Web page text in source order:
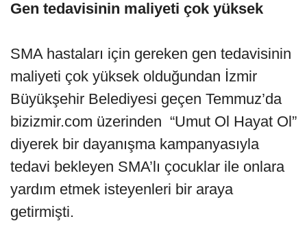
Gen tedavisinin maliyeti çok yüksek
SMA hastaları için gereken gen tedavisinin
maliyeti çok yüksek olduğundan İzmir
Büyükşehir Belediyesi geçen Temmuz’da
bizizmir.com üzerinden “Umut Ol Hayat Ol”
diyerek bir dayanışma kampanyasıyla
tedavi bekleyen SMA’lı çocuklar ile onlara
yardım etmek isteyenleri bir araya
getirmişti.